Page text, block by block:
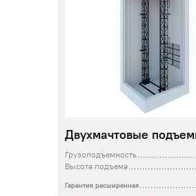
Двухмачтовые
Грузоподъемность
Высота подъема
Гарантия расширенная